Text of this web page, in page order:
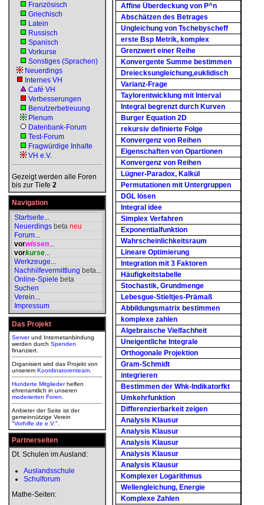
Französisch
Griechisch
Latein
Russisch
Spanisch
Vorkurse
Sonstiges (Sprachen)
Neuerdings
Internes VH
Café VH
Verbesserungen
Benutzerbetreuung
Plenum
Datenbank-Forum
Test-Forum
Fragwürdige Inhalte
VH e.V.
Gezeigt werden alle Foren
bis zur Tiefe 2
Navigation
Startseite...
Neuerdings beta neu
Forum...
vorwissen...
vorkurse...
Werkzeuge...
Nachhilfevermittlung beta...
Online-Spiele beta
Suchen
Verein...
Impressum
Das Projekt
Serverund Internetanbindung
werden durch Spenden
finanziert.
Organisiert wird das Projekt von
unserem Koordinatorenteam
Hunderte Mitgliederhelfen
ehrenamtlich in unseren
moderierten Foren
Anbieter der Seite ist der
gemeinnützige Verein
"Vorhilfe.de e.V.".
Partnerseiten
Dt. Schulen im Ausland:
Auslandsschule
Schulforum
Mathe-Seiten:
Affine Überdeckung von P^n
Abschätzen des Betrages
Ungleichung von Tschebyscheff
erste Bsp Metrik, komplex
Grenzwert einer Reihe
Konvergente Summe bestimmen
Dreiecksungleichung,euklidisch
Varianz-Frage
Taylorentwicklung mit Interval
Integral begrenzt durch Kurven
Burger Equation 2D
rekursiv definierte Folge
Konvergenz von Reihen
Eigenschaften von Opartionen
Konvergenz von Reihen
Lügner-Paradox, Kalkül
Permutationen mit Untergruppen
DGL lösen
Integral idee
Simplex Verfahren
Exponentialfunktion
Wahrscheinlichkeitsraum
Lineare Optimierung
Integration mit 3 Faktoren
Häufigkeitstabelle
Stochastik, Grundmenge
Lebesgue-Stieltjes-Prämaß
Abbildungsmatrix bestimmen
komplexe zahlen
Algebraische Vielfachheit
Uneigentliche Integrale
Orthogonale Projektion
Gram-Schmidt
integrieren
Bestimmen der Whk-Indikatorfkt
Umkehrfunktion
Differenzierbarkeit zeigen
Analysis Klausur
Analysis Klausur
Analysis Klausur
Analysis Klausur
Analysis Klausur
Komplexer Logarithmus
Wellengleichung, Energie
Komplexe Zahlen